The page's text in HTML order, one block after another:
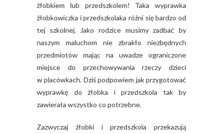
żłobkiem lub przedszkolem! Taka wyprawka
żłobkowiczka i przedszkolaka różni się bardzo od
tej szkolnej. Jako rodzice musimy zadbać by
naszym maluchom nie zbrakło niezbędnych
przedmiotów mając na uwadze ograniczone
miejsce do przechowywania rzeczy dzieci
w placówkach. Dziś podpowiem jak przygotować
wyprawkę do żłobka i przedszkola tak by
zawierała wszystko co potrzebne.
Zazwyczaj żłobki i przedszkola przekazują